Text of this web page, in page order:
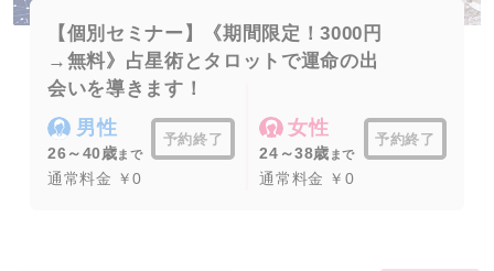
【個別セミナー】《期間限定！3000円
→無料》占星術とタロットで運命の出
会いを導きます！
男性
26～40歳まで
予約終了
通常料金 ￥0
女性
24～38歳 まで
予約終了
通常料金 ￥0